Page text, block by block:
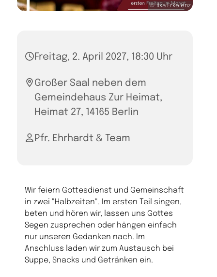
© Ilka Erkelenz
Freitag, 2. April 2027, 18:30 Uhr
Großer Saal neben dem
Gemeindehaus Zur Heimat,
Heimat 27, 14165 Berlin
Pfr. Ehrhardt & Team
Wir feiern Gottesdienst und Gemeinschaft
in zwei "Halbzeiten". Im ersten Teil singen,
beten und hören wir, lassen uns Gottes
Segen zusprechen oder hängen einfach
nur unseren Gedanken nach. Im
Anschluss laden wir zum Austausch bei
Suppe, Snacks und Getränken ein.